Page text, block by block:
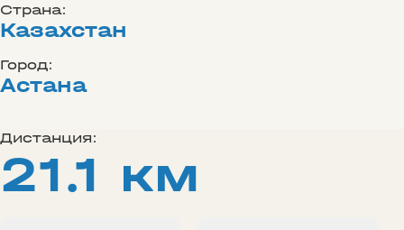
Страна:
Казахстан
Город:
Астана
Дистанция:
21.1 км